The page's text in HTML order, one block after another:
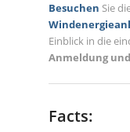
Besuchen Sie
Einblick in die
Anmeldung
Facts: